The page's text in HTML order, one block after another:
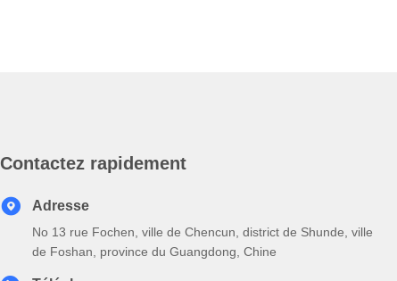
Contactez rapidement
Adresse
No 13 rue Fochen, ville de Chencun, district de Shunde, ville
de Foshan, province du Guangdong, Chine